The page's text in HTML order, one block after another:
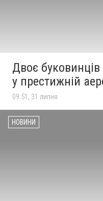
Двоє буковинців
у престижній
09:51, 31 липня
НОВИНИ